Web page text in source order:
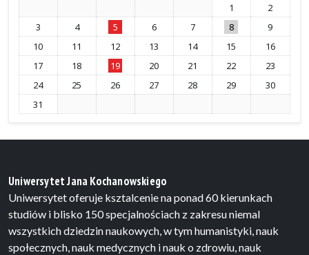
1
2
3
4 5 6 7 8
9
10
11 12 13 14 15
16
17
18 19 20 21 22
23
24
25 26 27 28 29
30
31
Uniwersytet Jana Kochanowskiego
Uniwersytet oferuje ksztalcenie na ponad 60 kierunkach
studiów i blisko 150 specjalnościach z zakresu niemal
wszystkich dziedzin naukowych, w tym humanistyki, nauk
społecznych, nauk medycznych i nauk o zdrowiu, nauk